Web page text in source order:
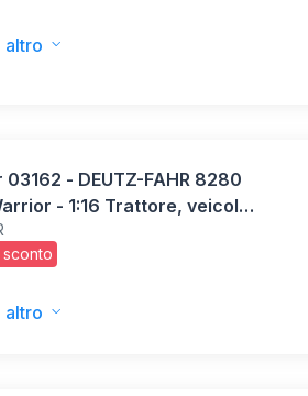
caricatore gommato,
altro
- DEUTZ-FAHR 8280
- 1:16 Trattore, veicoli
agricoltura, giocattoli
altro